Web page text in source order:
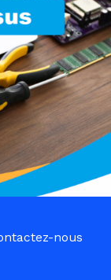
nous